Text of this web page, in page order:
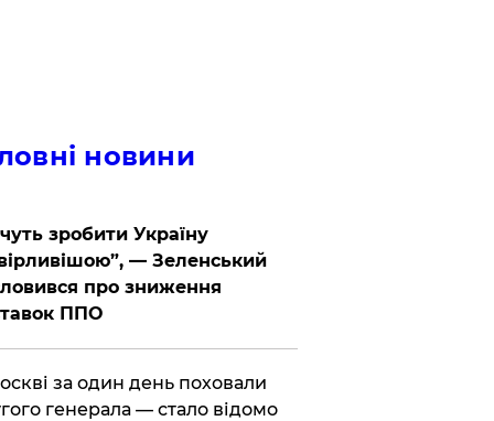
новини
зробити Україну
— Зеленський
про зниження
ППО
за один день поховали
генерала — стало відомо